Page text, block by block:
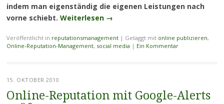
indem man eigenständig die eigenen Leistungen nach
vorne schiebt. Weiterlesen →
Veröffentlicht in reputationsmanagement | Getaggt mit online publizieren,
Online-Reputation-Management, social media | Ein Kommentar
15. OKTOBER 2010
Online-Reputation mit Google-Alerts